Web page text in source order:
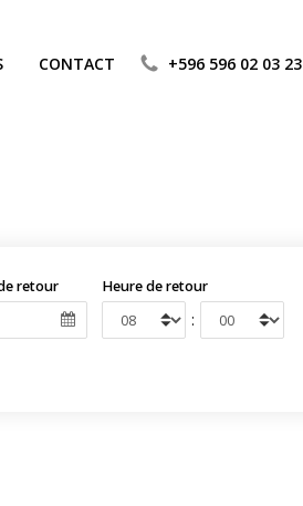
CONTACT +596 596 02 03 23
retour Heure de retour
: